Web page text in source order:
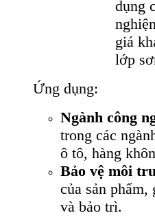
dụng
giá
lớp
Ứng dụng:
Ngành công
trong các
ô tô, hàng
Bảo vệ môi
của sản
và bảo trì.